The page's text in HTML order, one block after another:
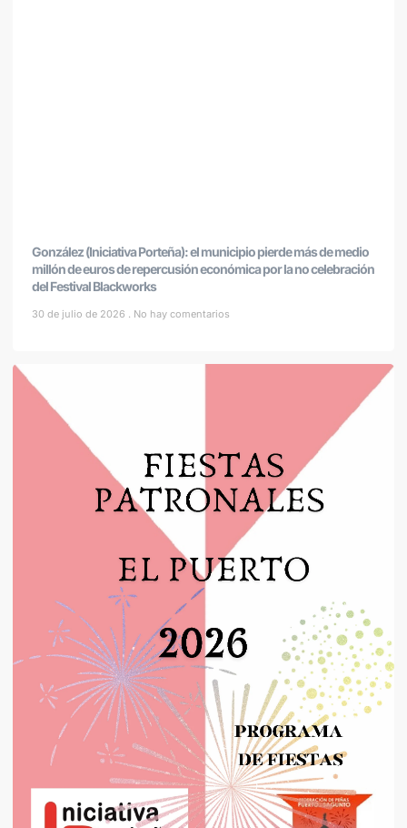
González (Iniciativa Porteña): el municipio pierde más de medio
millón de euros de repercusión económica por la no celebración
del Festival Blackworks
30 de julio de 2026 No hay comentarios